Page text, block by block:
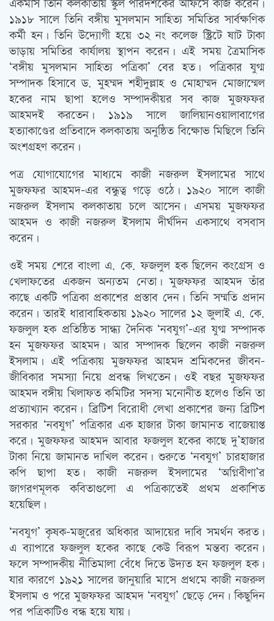
একমাস তিনি কলকাতায় স্কুল পরিদর্শকের অফিসে কাজ করেন।
১৯১৮ সালে তিনি বঙ্গীয় মুসলমান সাহিত্য সমিতির সার্বক্ষণিক
কর্মী হন। তিনি উদ্যোগী হয়ে ৩২ নং কলেজ স্ট্রিটে ষাট টাকা
ভাড়ায় সমিতির কার্যালয় স্থাপন করেন। এই সময় ত্রৈমাসিক
‘বঙ্গীয় মুসলমান সাহিত্য পত্রিকা’ বের হত। পত্রিকার যুগ্ম
সম্পাদক হিসাবে ড. মুহম্মদ শহীদুল্লাহ ও মোহাম্মদ মোজাম্মেল
হকের নাম ছাপা হলেও সম্পাদকীয়র সব কাজ মুজফফর
আহমদই করতেন। ১৯১৯ সালে জালিয়ানওয়ালাবাগের
হত্যাকাণ্ডের প্রতিবাদে কলকাতায় অনুষ্ঠিত বিক্ষোভ মিছিলে তিনি
অংশগ্রহণ করেন।
পত্র যোগাযোগের মাধ্যমে কাজী নজরুল ইসলামের সাথে
মুজফফর আহমদ-এর বন্ধুত্ব গড়ে ওঠে। ১৯২০ সালে কাজী
নজরুল ইসলাম কলকাতায় চলে আসেন। এসময় মুজফফর
আহমদ ও কাজী নজরুল ইসলাম দীর্ঘদিন একসাথে বসবাস
করেন।
ওই সময় শেরে বাংলা এ. কে. ফজলুল হক ছিলেন কংগ্রেস ও
খেলাফতের একজন অন্যতম নেতা। মুজফফর আহমদ তাঁর
কাছে একটি পত্রিকা প্রকাশের প্রস্তাব দেন। তিনি সম্মতি প্রদান
করেন। তারই ধারাবাহিকতায় ১৯২০ সালের ১২ জুলাই এ. কে.
ফজলুল হক প্রতিষ্ঠিত সান্ধ্য দৈনিক ‘নবযুগ’-এর যুগ্ম সম্পাদক
হন মুজফফর আহমদ। আর সম্পাদক ছিলেন কাজী নজরুল
ইসলাম। এই পত্রিকায় মুজফফর আহমদ শ্রমিকদের জীবন-
জীবিকার সমস্যা নিয়ে প্রবন্ধ লিখতেন। ওই বছর মুজফফর
আহমদ বঙ্গীয় খিলাফত কমিটির সদস্য মনোনীত হলেও তিনি তা
প্রত্যাখ্যান করেন। ব্রিটিশ বিরোধী লেখা প্রকাশের জন্য ব্রিটিশ
সরকার ‘নবযুগ’ পত্রিকার এক হাজার টাকা জামানত বাজেয়াপ্ত
করে। মুজফফর আহমদ আবার ফজলুল হকের কাছে দু’হাজার
টাকা নিয়ে জামানত দাখিল করেন। শুরুতে ‘নবযুগ’ চারহাজার
কপি ছাপা হত। কাজী নজরুল ইসলামের ‘অগ্নিবীণা’র
জাগরণমূলক কবিতাগুলো এ পত্রিকাতেই প্রথম প্রকাশিত
হয়েছিল।
‘নবযুগ’ কৃষক-মজুরের অধিকার আদায়ের দাবি সমর্থন করত।
এ ব্যাপারে ফজলুল হকের কাছে কেউ বিরূপ মন্তব্য করেন।
ফলে সম্পাদকীয় নীতিমালা বেঁধে দিতে উদ্যত হন ফজলুল হক।
যার কারণে ১৯২১ সালের জানুয়ারি মাসে প্রথমে কাজী নজরুল
ইসলাম ও পরে মুজফফর আহমদ ‘নবযুগ’ ছেড়ে দেন। কিছুদিন
পর পত্রিকাটিও বন্ধ হয়ে যায়।